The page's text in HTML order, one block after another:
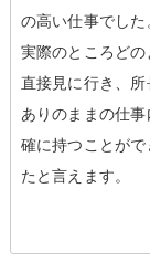
の高い仕事でした
実際のところど
直接見に行き、所
ありのままの仕
確に持つことが
たと言えます。